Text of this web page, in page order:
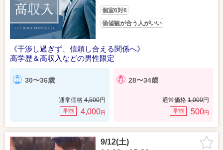
個室6対6
価値観が合う人がいい
《干渉し過ぎず、信頼し合える関係へ》
高学歴＆高収入などの男性限定
30〜36歳
通常価格 4,500円
早割 4,000円
28〜34歳
通常価格 1,000円
早割 500円
9/12(土)